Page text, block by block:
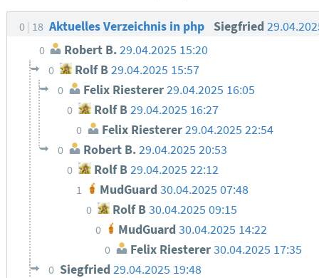
0 18 Aktuelles Verzeichnis in php Siegfried
0 Robert B.29.04.2025 15:20
0 Rolf B29.04.2025 15:57
0 Felix Riesterer29.04.2025 16:05
0 Rolf B29.04.2025 16:27
0 Felix Riesterer29.04.2025 22:54
0 Robert B.29.04.2025 20:53
0 Rolf B29.04.2025 22:12
1 MudGuard 30.04.2025 07:48
0 Rolf B30.04.2025 09:15
0 MudGuard 30.04.2025 14:22
0 Felix Riesterer30.04.2025 17:35
0 Siegfried 29.04.2025 19:48